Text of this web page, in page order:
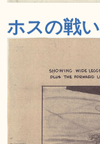
ホスの戦い